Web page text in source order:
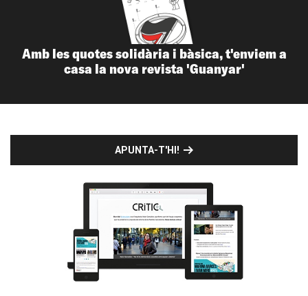
Amb les quotes solidària i bàsica, t'enviem a
casa la nova revista 'Guanyar'
APUNTA-T'HI!